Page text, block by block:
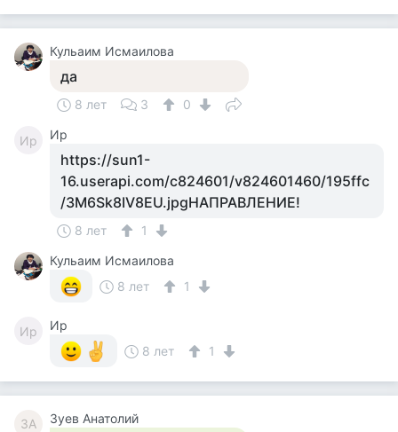
Кульаим Исмаилова
да
8 лет 3 0
Ир Ир
https://sun1-
16.userapi.com/c824601/v824601460/195ffc
/3M6Sk8IV8EU.jpgНАПРАВЛЕНИЕ!
8 лет
1
Кульаим Исмаилова
8 лет
1
Ир
Ир
8 лет
1
ЗА Зуев Анатолий